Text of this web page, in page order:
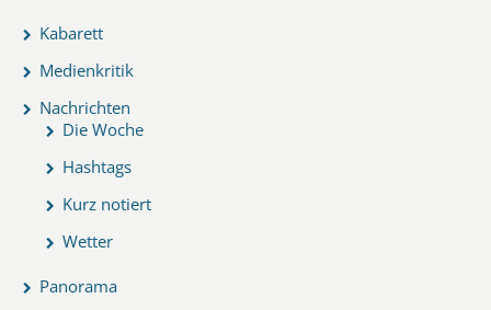
Kabarett
Medienkritik
Nachrichten
Die Woche
Hashtags
Kurz notiert
Wetter
Panorama